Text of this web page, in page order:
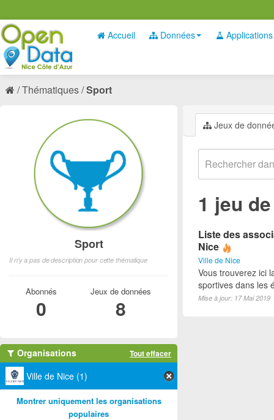
Accueil Données Applications
Thématiques Sport
Jeux de
1 jeu
Liste des
Nice
Ville de Nice
Vous trouverez ici
sportives dans les
Mise à jour: 17 Mai 2019
Sport
Il n'y a pas de description pour cette thématique
Abonnés
0
Jeux de données
8
Organisations Tout effacer
Ville de Nice (1)
Montrer uniquement les organisations
populaires